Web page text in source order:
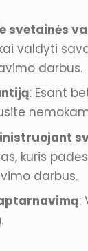
svetainės
valdyti
darbus.
: Esant
kuris
darbus.
: